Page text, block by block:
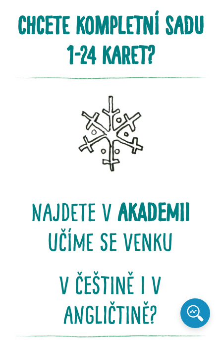
chcete kompletní sadu
1-24 karet?
najdete vakademii
učíme se venku
v češtině i v
angličtině?